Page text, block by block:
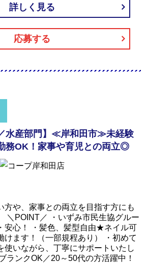
詳しく見る
応募する
水産部門】≪岸和田市≫未経験
務OK！家事や育児との両立◎
方や、家事との両立を目指す方にも
＼POINT／ ・いずみ市民生協グルー
安心！ ・髪色、髪型自由★ネイル可
ます！（一部規程あり） ・初めて
使いながら、丁寧にサポートいたし
ランクOK／20～50代の方活躍中！